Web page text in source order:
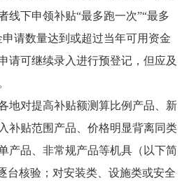
线下申领补贴“最多跑一次”“最多
请数量达到或超过当年可用资金
请可继续录入进行预登记，但应及
地对提高补贴额测算比例产品、新
补贴范围产品、价格明显背离同类
产品、非常规产品等机具（以下简
台核验；对安装类、设施类或安全